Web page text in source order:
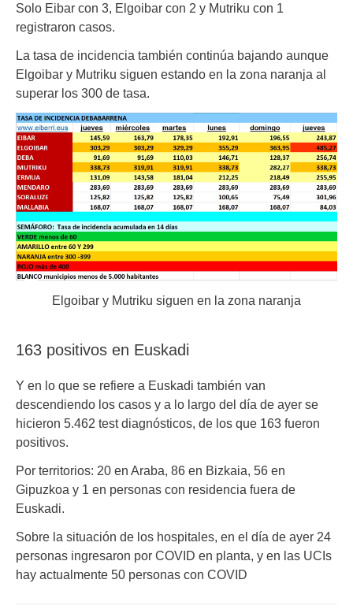
Solo Eibar con 3, Elgoibar con 2 y Mutriku con 1
registraron casos.
La tasa de incidencia también continúa bajando aunque
Elgoibar y Mutriku siguen estando en la zona naranja al
superar los 300 de tasa.
Elgoibar y Mutriku siguen en la zona naranja
163 positivos en Euskadi
Y en lo que se refiere a Euskadi también van
descendiendo los casos y a lo largo del día de ayer se
hicieron 5.462 test diagnósticos, de los que 163 fueron
positivos.
Por territorios: 20 en Araba, 86 en Bizkaia, 56 en
Gipuzkoa y 1 en personas con residencia fuera de
Euskadi.
Sobre la situación de los hospitales, en el día de ayer 24
personas ingresaron por COVID en planta, y en las UCIs
hay actualmente 50 personas con COVID